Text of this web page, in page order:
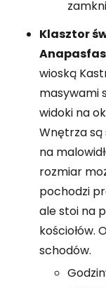
Klasztor
wioską
masywami
widoki na
Wnętrza są
na
rozmiar
pochodzi
ale stoi na
kościołów.
schodów.